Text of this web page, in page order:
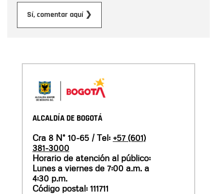
Sí, comentar aquí ❯
ALCALDÍA DE BOGOTÁ
Cra 8 N° 10-65 / Tel: +57 (601)
381-3000
Horario de atención al público:
Lunes a viernes de 7:00 a.m. a
4:30 p.m.
Código postal: 111711